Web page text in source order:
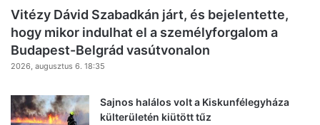
Vitézy Dávid Szabadkán járt, és bejelentette,
hogy mikor indulhat el a személyforgalom a
Budapest-Belgrád vasútvonalon
2026, augusztus 6. 18:35
Sajnos halálos volt a Kiskunfélegyháza
külterületén kiütött tűz